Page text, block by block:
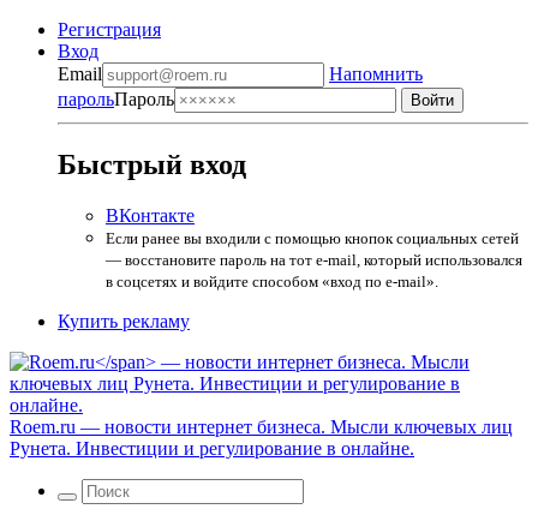
Регистрация
Вход
Email
Напомнить
парольПароль
Быстрый вход
ВКонтакте
Если ранее вы входили с помощью кнопок социальных сетей
— восстановите пароль на тот e-mail, который использовался
в соцсетях и войдите способом «вход по e-mail».
Купить рекламу
Roem.ru — новости интернет бизнеса. Мысли ключевых лиц
Рунета. Инвестиции и регулирование в онлайне.